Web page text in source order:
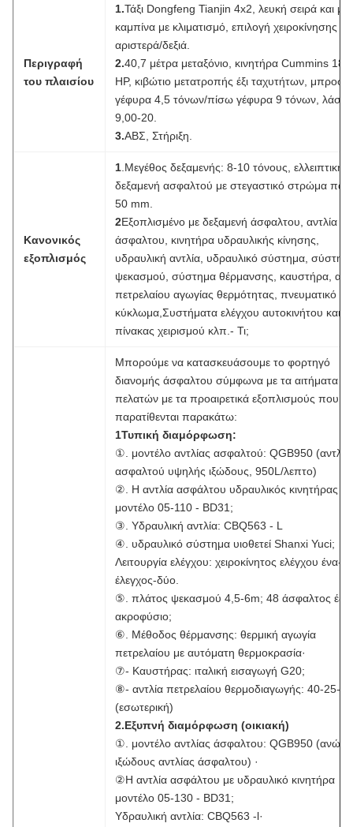
Περιγραφή
του πλαισίου
1.Τάξι Dongfeng Tianjin 4x2, λευκή σειρά και
καμπίνα με κλιματισμό, επιλογή χειροκίνησης
αριστερά/δεξιά.
2.40,7 μέτρα μεταξόνιο, κινητήρα Cummins 180
HP, κιβώτιο μετατροπής έξι ταχυτήτων,
γέφυρα 4,5 τόνων/πίσω γέφυρα 9 τόνων,
9,00-20.
3.ΑΒΣ, Στήριξη.
Κανονικός
εξοπλισμός
1 .Μεγέθος δεξαμενής: 8-10 τόνους, ελλειπτική
δεξαμενή ασφαλτού με στεγαστικό στρώμα
50 mm.
2Εξοπλισμένο με δεξαμενή άσφαλτου, αντλία
άσφαλτου, κινητήρα υδραυλικής κίνησης,
υδραυλική αντλία, υδραυλικό σύστημα,
ψεκασμού, σύστημα θέρμανσης, καυστήρα,
πετρελαίου αγωγίας θερμότητας, πνευματικό
κύκλωμα,Συστήματα ελέγχου αυτοκινήτου και
πίνακας χειρισμού κλπ.- Τι;
Μπορούμε να κατασκευάσουμε το φορτηγό
διανομής άσφαλτου σύμφωνα με τα αιτήματα
πελατών με τα προαιρετικά εξοπλισμούς που
παρατίθενται παρακάτω:
1Τυπική διαμόρφωση:
①. μοντέλο αντλίας ασφαλτού: QGB950 (αντλία
ασφαλτού υψηλής ιξώδους, 950L/λεπτο)
②. Η αντλία ασφάλτου υδραυλικός κινητήρας
μοντέλο 05-110 - BD31;
③. Υδραυλική αντλία: CBQ563 - L
④. υδραυλικό σύστημα υιοθετεί Shanxi Yuci;
Λειτουργία ελέγχου: χειροκίνητος ελέγχου ένα-
έλεγχος-δύο.
⑤. πλάτος ψεκασμού 4,5-6m; 48 άσφαλτος
ακροφύσιο;
⑥. Μέθοδος θέρμανσης: θερμική αγωγία
πετρελαίου με αυτόματη θερμοκρασία·
⑦- Καυστήρας: ιταλική εισαγωγή G20;
⑧- αντλία πετρελαίου θερμοδιαγωγής: 40-25-
(εσωτερική)
2.Εξυπνή διαμόρφωση (οικιακή)
①. μοντέλο αντλίας άσφαλτου: QGB950
ιξώδους αντλίας άσφαλτου) ·
②Η αντλία ασφάλτου με υδραυλικό κινητήρα
μοντέλο 05-130 - BD31;
Υδραυλική αντλία: CBQ563 -l·